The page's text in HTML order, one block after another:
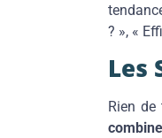
? », «
Les
Rien de